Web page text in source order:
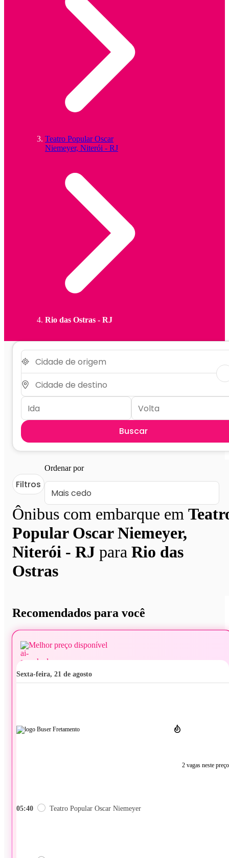
Teatro Popular Oscar
Niemeyer, Niterói - RJ
Rio das Ostras - RJ
Buscar
Ônibus com embarque em
Popular Oscar Niemeyer,
Niterói - RJ para Rio das
Ostras
Filtros
Ordenar por
Recomendados para você
Melhor preço disponível
sexta-feira, 21 de agosto
2 vagas neste preço
05:40 Teatro Popular Oscar Niemeyer